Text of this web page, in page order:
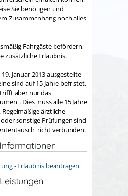
Sie benötigen und
Zusammenhang noch alles
Fahrgäste befördern,
zusätzliche Erlaubnis.
Januar 2013 ausgestellte
sind auf 15 Jahre befristet.
aber nur das
Dies muss alle 15 Jahre
ärztliche
sonstige Prüfungen sind
nicht verbunden.
- Erlaubnis beantragen